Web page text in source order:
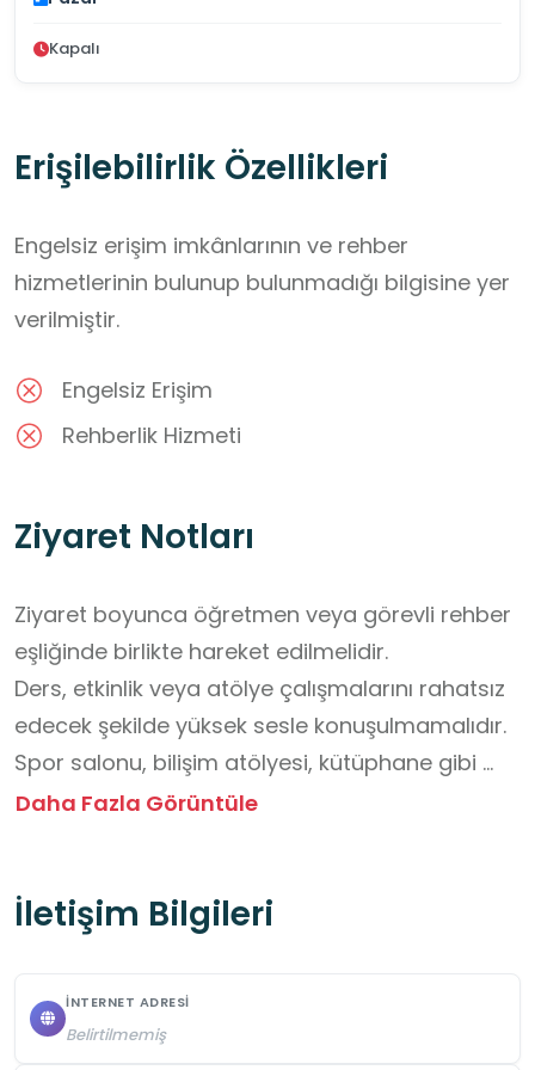
Kapalı
Erişilebilirlik Özellikleri
Engelsiz erişim imkânlarının ve rehber
hizmetlerinin bulunup bulunmadığı bilgisine yer
verilmiştir.
Engelsiz Erişim
Rehberlik Hizmeti
Ziyaret Notları
Ziyaret boyunca öğretmen veya görevli rehber
eşliğinde birlikte hareket edilmelidir.
Ders, etkinlik veya atölye çalışmalarını rahatsız
edecek şekilde yüksek sesle konuşulmamalıdır.
Spor salonu, bilişim atölyesi, kütüphane gibi
alanlardaki araç ve gereçler özenle kullanılmalı,
sokulmamalıdır.
Arkadaşlarınıza, merkezin çalışanlarına ve
Daha Fazla Görüntüle
İletişim Bilgileri
İNTERNET ADRESI
Belirtilmemiş